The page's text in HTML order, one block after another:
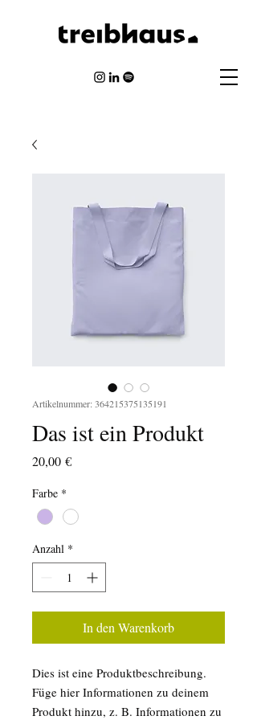
Artikelnummer: 364215375135191
Das ist ein Produkt
20,00 €Preis
Farbe *
Anzahl *
In den Warenkorb
Dies ist eine Produktbeschreibung.
Füge hier Informationen zu deinem
Produkt hinzu, z. B. Informationen zu